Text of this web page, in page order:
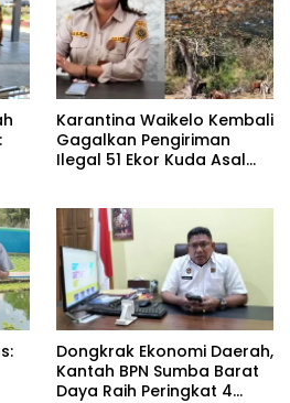
Karantina Waikelo Kembali
Gagalkan Pengiriman
Ilegal 51 Ekor Kuda Asal
Dongkrak Ekonomi Daerah,
Kantah BPN Sumba Barat
Daya Raih Peringkat 4